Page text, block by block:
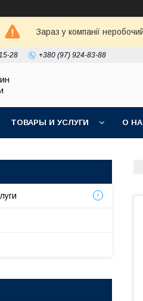
Зараз у компанії
28 +380 (97) 924-83-88
ТОВАРЫ И УСЛУГИ О